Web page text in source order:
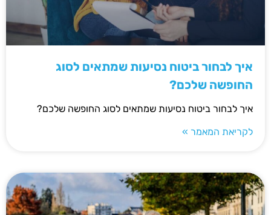
איך לבחור ביטוח נסיעות שמתאים לסוג
החופשה שלכם?
איך לבחור ביטוח נסיעות שמתאים לסוג החופשה שלכם?
לקריאת המאמר »